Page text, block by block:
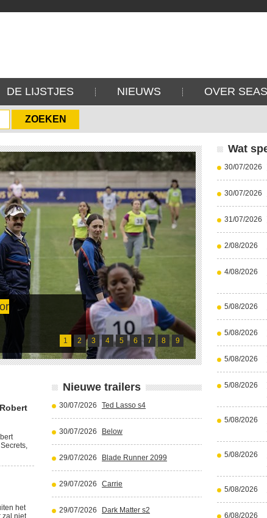
DE LIJSTJES NIEUWS OVER
Cristiano
Lees meer
1 2 3 4 5 6 7 8 9
het
zal niet
Nieuwe trailers
30/07/2026 Ted Lasso s4
30/07/2026 Below
29/07/2026 Blade Runner 2099
29/07/2026 Carrie
29/07/2026 Dark Matter s2
Wat
30/07/2026
30/07/2026
31/07/2026
2/08/2026
4/08/2026
5/08/2026
5/08/2026
5/08/2026
5/08/2026
5/08/2026
5/08/2026
5/08/2026
6/08/2026